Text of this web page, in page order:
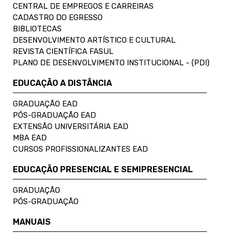
CENTRAL DE EMPREGOS E CARREIRAS
CADASTRO DO EGRESSO
BIBLIOTECAS
DESENVOLVIMENTO ARTÍSTICO E CULTURAL
REVISTA CIENTÍFICA FASUL
PLANO DE DESENVOLVIMENTO INSTITUCIONAL - (PDI)
EDUCAÇÃO A DISTÂNCIA
GRADUAÇÃO EAD
PÓS-GRADUAÇÃO EAD
EXTENSÃO UNIVERSITÁRIA EAD
MBA EAD
CURSOS PROFISSIONALIZANTES EAD
EDUCAÇÃO PRESENCIAL E SEMIPRESENCIAL
GRADUAÇÃO
PÓS-GRADUAÇÃO
MANUAIS